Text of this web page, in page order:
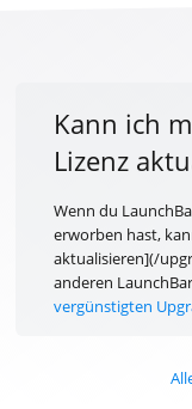
Shop
Support
Blog
Kann ich
Lizenz
Wenn du
erworben hast,
aktualisieren](/
anderen
vergünstigten